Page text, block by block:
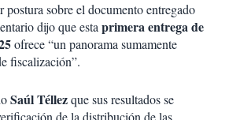
postura sobre el documento entregado
dijo que estaprimera entrega de
ofrece “un panorama sumamente
fiscalización”.
Saúl Téllezque sus resultados se